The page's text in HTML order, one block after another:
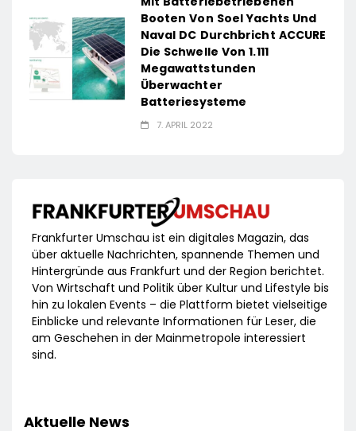
Booten Von Soel Yachts Und
Naval DC Durchbricht ACCURE
Die Schwelle Von 1.111
Megawattstunden
Überwachter
Batteriesysteme
7. APRIL 2022
Frankfurter Umschau ist ein digitales Magazin, das
über aktuelle Nachrichten, spannende Themen und
Hintergründe aus Frankfurt und der Region berichtet.
Von Wirtschaft und Politik über Kultur und Lifestyle bis
hin zu lokalen Events – die Plattform bietet vielseitige
Einblicke und relevante Informationen für Leser, die
am Geschehen in der Mainmetropole interessiert
sind.
Aktuelle News